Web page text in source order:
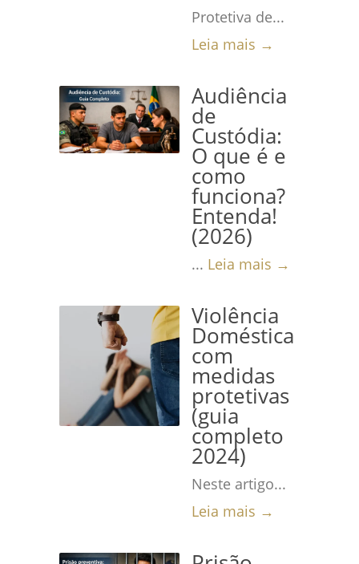
Protetiva de...
Leia mais →
Audiência
de
Custódia:
O que é e
como
funciona?
Entenda!
(2026)
... Leia mais →
Violência
Doméstica
com
medidas
protetivas
(guia
completo
2024)
Neste artigo...
Leia mais →